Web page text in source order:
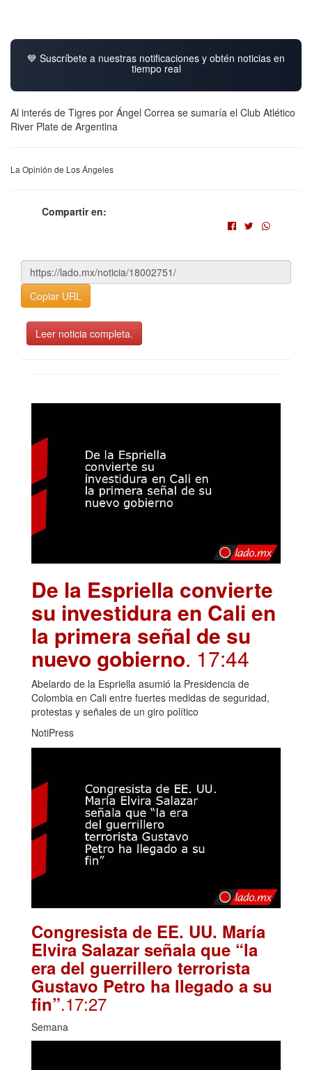
💙 Suscríbete a nuestras notificaciones y obtén noticias en
tiempo real
Al interés de Tigres por Ángel Correa se sumaría el Club Atlético
River Plate de Argentina
La Opinión de Los Ángeles
Compartir en:
Copiar URL
Leer noticia completa.
De la Espriella convierte
su investidura en Cali en
la primera señal de su
nuevo gobierno. 17:44
Abelardo de la Espriella asumió la Presidencia de
Colombia en Cali entre fuertes medidas de seguridad,
protestas y señales de un giro político
NotiPress
Congresista de EE. UU. María
Elvira Salazar señala que “la
era del guerrillero terrorista
Gustavo Petro ha llegado a su
fin”.17:27
Semana